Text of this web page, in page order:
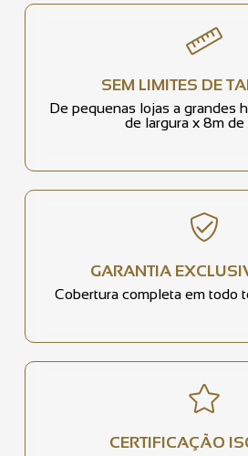
SEM LIMITES DE
De pequenas lojas a grandes
de largura x 8m de
GARANTIA
Cobertura completa em todo
CERTIFICAÇÃO